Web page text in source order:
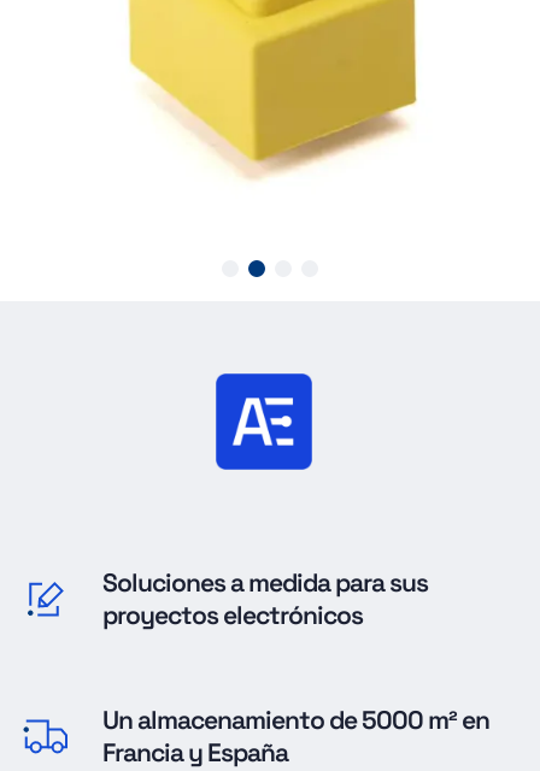
Soluciones a medida para sus
proyectos electrónicos
Un almacenamiento de 5000 m² en
Francia y España